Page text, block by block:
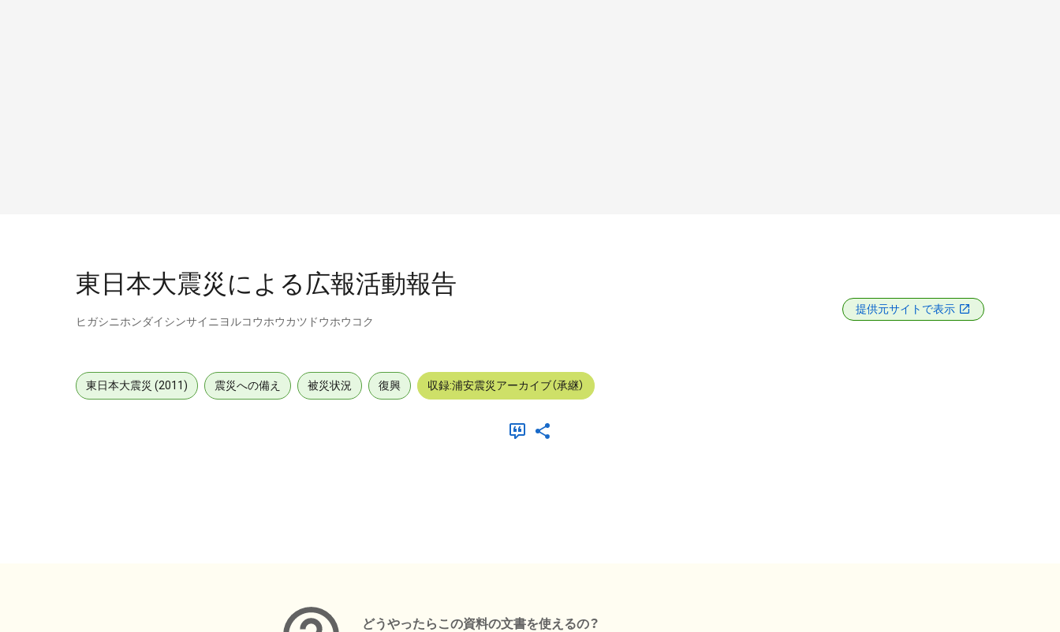
東日本大震災による広報活動報告
ヒガシニホンダイシンサイニヨルコウホウカツドウホウコク
提供元サイトで表示
東日本大震災 (2011) 震災への備え 被災状況 復興 収録:浦安震災アーカイブ（承継）
どうやったらこの資料の文書を使えるの？